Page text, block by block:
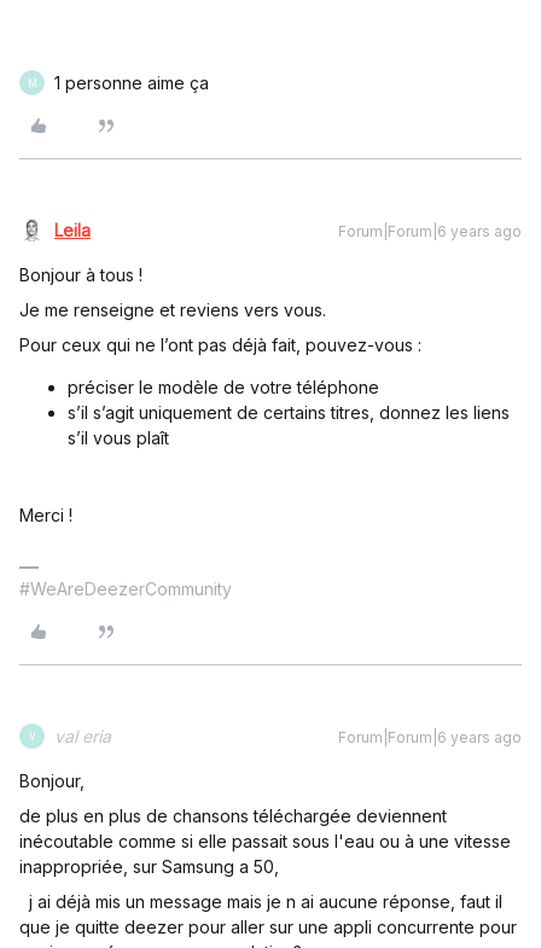
M 1 personne aime ça
Leila Forum|Forum|6 years ago
Bonjour à tous !
Je me renseigne et reviens vers vous.
Pour ceux qui ne l’ont pas déjà fait, pouvez-vous :
préciser le modèle de votre téléphone
s’il s’agit uniquement de certains titres, donnez les liens
s’il vous plaît
Merci !
#WeAreDeezerCommunity
V val eria Forum|Forum|6 years ago
Bonjour,
de plus en plus de chansons téléchargée deviennent
inécoutable comme si elle passait sous l'eau ou à une vitesse
inappropriée, sur Samsung a 50,
j ai déjà mis un message mais je n ai aucune réponse, faut il
que je quitte deezer pour aller sur une appli concurrente pour